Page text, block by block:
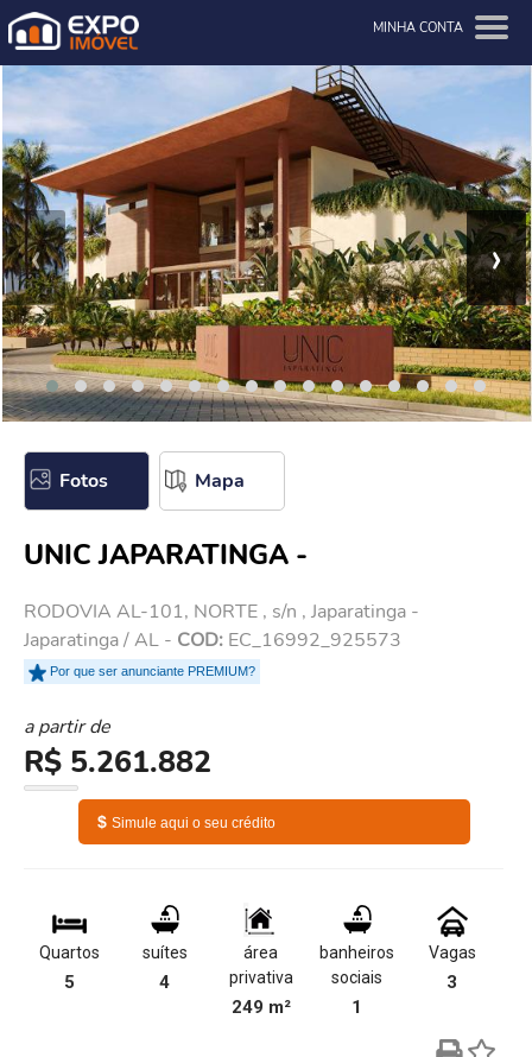
MINHA CONTA
‹ ›
Fotos Mapa
UNIC JAPARATINGA -
RODOVIA AL-101, NORTE , s/n , Japaratinga -
Japaratinga / AL - COD: EC_16992_925573
Por que ser anunciante PREMIUM?
a partir de
R$ 5.261.882
$Simule aqui o seu crédito
Quartos
5
suítes
4
área
privativa
249 m²
banheiros
sociais
1
Vagas
3